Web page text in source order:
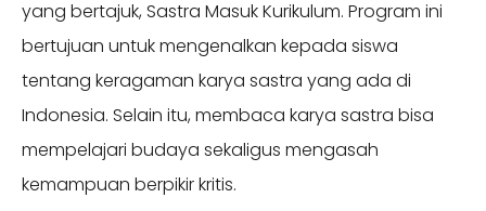
yang bertajuk, Sastra Masuk Kurikulum. Program ini
bertujuan untuk mengenalkan kepada siswa
tentang keragaman karya sastra yang ada di
Indonesia. Selain itu, membaca karya sastra bisa
mempelajari budaya sekaligus mengasah
kemampuan berpikir kritis.